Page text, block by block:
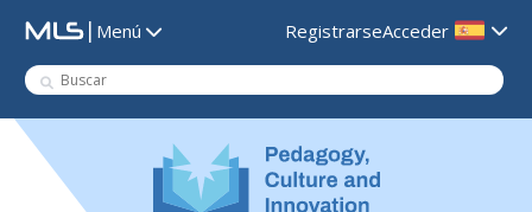
| Menú RegistrarseAcceder